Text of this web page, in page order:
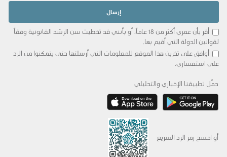
أقر بأن عمري أكثر من 18 عاماً، أو بأنني قد تخطيت سن الرشد القانونية وفقاً
لقوانين الدولة التي أقيم بها.
أوافق على تخزين هذا الموقع للمعلومات التي أرسلتها حتى يتمكنوا من الرد
على استفساري.
حمِّل تطبيقنا الإخباري والتحليلي
أو امسح رمز الرد السريع